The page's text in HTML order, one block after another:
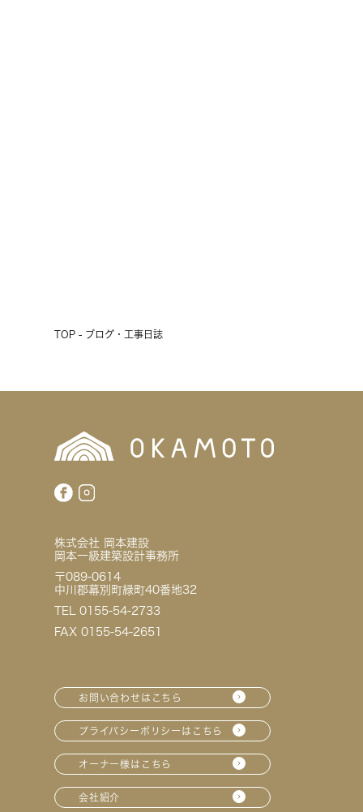
TOP - ブログ・工事日誌
株式会社 岡本建設
岡本一級建築設計事務所
〒089-0614
中川郡幕別町緑町40番地32
TEL 0155-54-2733
FAX 0155-54-2651
お問い合わせはこちら
プライバシーポリシーはこちら
オーナー様はこちら
会社紹介